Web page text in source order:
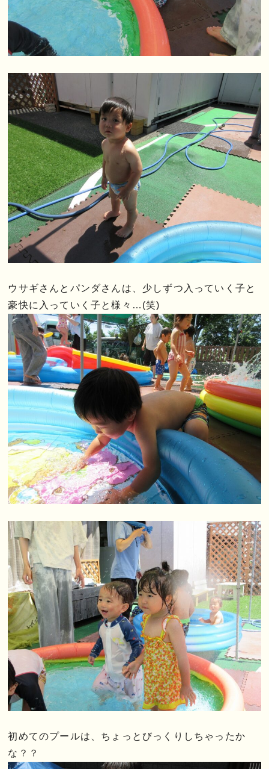
ウサギさんとパンダさんは、少しずつ入っていく子と
豪快に入っていく子と様々…(笑)
初めてのプールは、ちょっとびっくりしちゃったか
な？？